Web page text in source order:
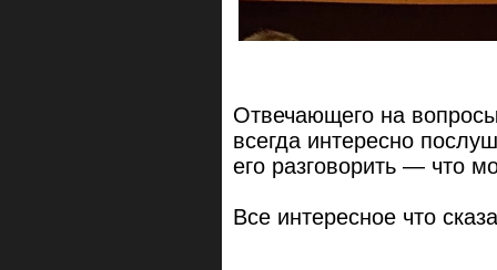
Отвечающего на
всегда интересно
его разговорить — что
Все интересное что